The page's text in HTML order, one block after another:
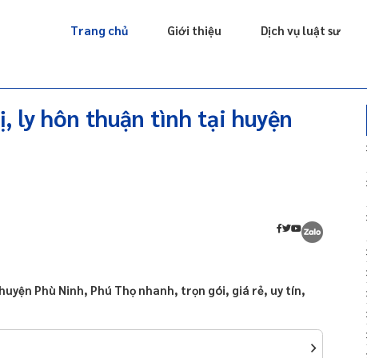
Trang chủ Giới thiệu Dịch vụ luật sư
ly hôn thuận tình tại huyện
Phù Ninh, Phú Thọ nhanh, trọn gói, giá rẻ, uy tín,